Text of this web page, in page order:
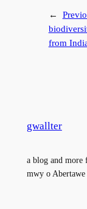
←
from
gwallter
a blog and more
mwy o Abertawe